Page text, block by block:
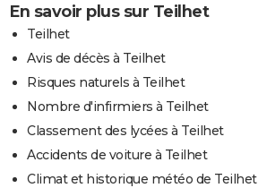
En savoir plus sur Teilhet
Teilhet
Avis de décès à Teilhet
Risques naturels à Teilhet
Nombre d'infirmiers à Teilhet
Classement des lycées à Teilhet
Accidents de voiture à Teilhet
Climat et historique météo de Teilhet